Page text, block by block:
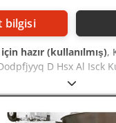
bilgisi
hazır (kullanılmış),
D Hsx Al Isck
– 140 mm Yuva sayısı: